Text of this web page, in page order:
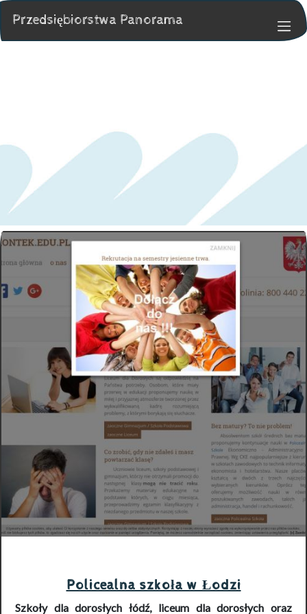
Przedsiębiorstwa Panorama
Policealna szkoła w Łodzi
Szkoły dla dorosłych łódź, liceum dla dorosłych oraz